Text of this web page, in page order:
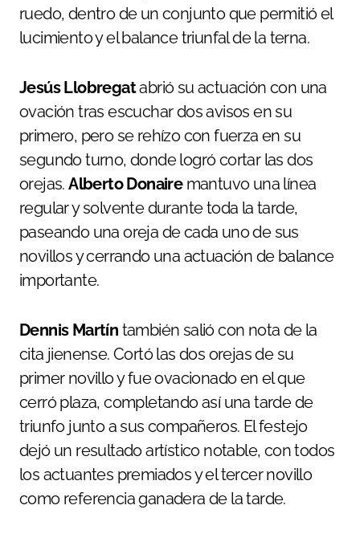
ruedo, dentro de un conjunto que permitió el
lucimiento y el balance triunfal de la terna.
Jesús Llobregatabrió su actuación con una
ovación tras escuchar dos avisos en su
primero, pero se rehízo con fuerza en su
segundo turno, donde logró cortar las dos
orejas.Alberto Donairemantuvo una línea
regular y solvente durante toda la tarde,
paseando una oreja de cada uno de sus
novillos y cerrando una actuación de balance
importante.
Dennis Martín también salió con nota de la
cita jienense. Cortó las dos orejas de su
primer novillo y fue ovacionado en el que
cerró plaza, completando así una tarde de
triunfo junto a sus compañeros. El festejo
dejó un resultado artístico notable, con todos
los actuantes premiados y el tercer novillo
como referencia ganadera de la tarde.